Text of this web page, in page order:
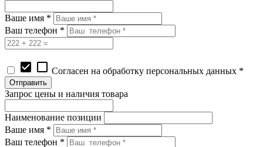
Ваше имя *
Ваш телефон *
check_box check_box_outline_blank Согласен на обработку персональных данных *
Запрос цены и наличия товара
Наименование позиции
Ваше имя *
Ваш телефон *